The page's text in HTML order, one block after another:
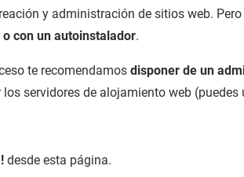
y administración de sitios web.
con un autoinstalador.
te recomendamos disponer de un
servidores de alojamiento web (puedes
desde esta página.